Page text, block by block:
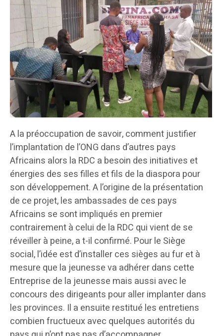
A la préoccupation de savoir, comment justifier
l’implantation de l’ONG dans d’autres pays
Africains alors la RDC a besoin des initiatives et
énergies des ses filles et fils de la diaspora pour
son développement. A l’origine de la présentation
de ce projet, les ambassades de ces pays
Africains se sont impliqués en premier
contrairement à celui de la RDC qui vient de se
réveiller à peine, a t-il confirmé. Pour le Siège
social, l’idée est d’installer ces sièges au fur et à
mesure que la jeunesse va adhérer dans cette
Entreprise de la jeunesse mais aussi avec le
concours des dirigeants pour aller implanter dans
les provinces. Il a ensuite restitué les entretiens
combien fructueux avec quelques autorités du